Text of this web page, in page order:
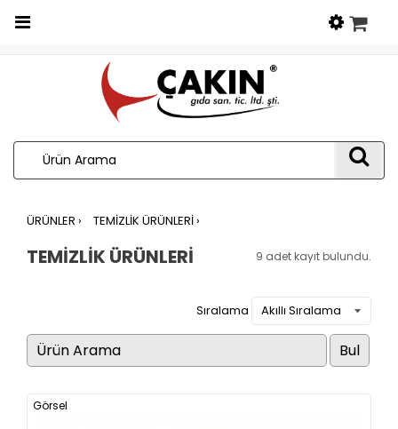
ÜRÜNLER › TEMİZLİK ÜRÜNLERİ ›
TEMİZLİK ÜRÜNLERİ 9 adet kayıt bulundu.
Sıralama